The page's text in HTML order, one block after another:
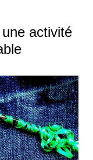
activité